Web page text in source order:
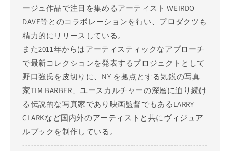
ージュ作品で注目を集めるアーティスト WEIRDO
DAVE等とのコラボレーションを行い、プロダクツも
精力的にリリースしている。
また2011年からはアーティスティックなアプローチ
で最新コレクションを発表するプロジェクトとして
野口強氏を皮切りに、NY を拠点とする気鋭の写真
家TIM BARBER、ユースカルチャーの深層に迫り続け
る伝説的な写真家であり映画監督でもあるLARRY
CLARKなど国内外のアーティストと共にヴィジュア
ルブックを制作している。
-----------------------------------------------------------------